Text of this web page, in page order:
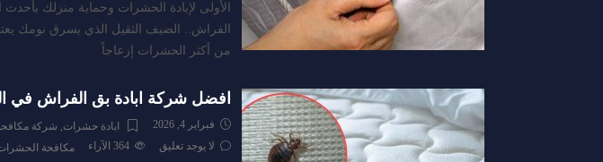
الأولى لإبادة الحشرات وحماية منزلك بأحدث
من أكثر الحشرات إزعاجاً
افضل شركة ابادة بق الفراش في
فبراير 4, 2026 ابادة حشرات, شركة
مكافحة
لا يوجد تعليق الآراء